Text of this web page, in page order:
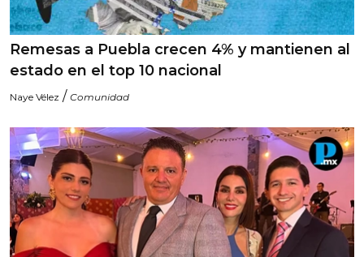
Remesas a Puebla crecen 4% y mantienen al
estado en el top 10 nacional
Naye Vélez / Comunidad